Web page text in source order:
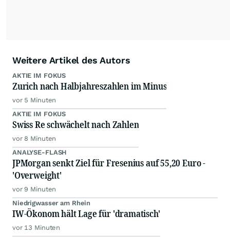
Weitere Artikel des Autors
AKTIE IM FOKUS
Zurich nach Halbjahreszahlen im Minus
vor 5 Minuten
AKTIE IM FOKUS
Swiss Re schwächelt nach Zahlen
vor 8 Minuten
ANALYSE-FLASH
JPMorgan senkt Ziel für Fresenius auf 55,20 Euro -
'Overweight'
vor 9 Minuten
Niedrigwasser am Rhein
IW-Ökonom hält Lage für 'dramatisch'
vor 13 Minuten